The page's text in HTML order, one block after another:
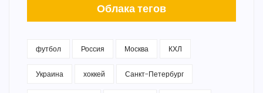
Облака тегов
футбол Россия Москва КХЛ
Украина хоккей Санкт-Петербург